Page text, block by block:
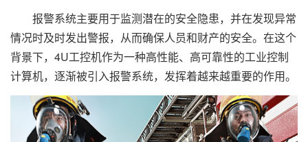
报警系统主要用于监测潜在的安全隐患，并在发现异常
情况时及时发出警报，从而确保人员和财产的安全。在这个
背景下，4U工控机作为一种高性能、高可靠性的工业控制
计算机，逐渐被引入报警系统，发挥着越来越重要的作用。